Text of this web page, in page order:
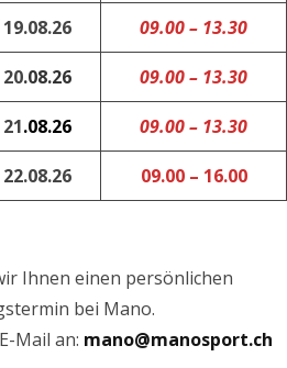
19.08.26 09.00 – 13.30
20.08.26 09.00 – 13.30
21.08.26 09.00 – 13.30
22.08.26 09.00 – 16.00
Ihnen einen persönlichen
bei Mano.
Mail an: mano@manosport.ch